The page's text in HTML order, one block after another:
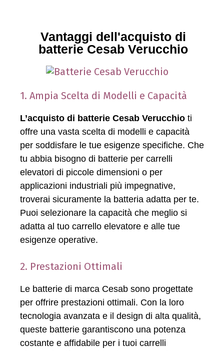
Vantaggi dell'acquisto di
batterie Cesab Verucchio
1. Ampia Scelta di Modelli e Capacità
L’acquisto di batterie Cesab Verucchio ti
offre una vasta scelta di modelli e capacità
per soddisfare le tue esigenze specifiche. Che
tu abbia bisogno di batterie per carrelli
elevatori di piccole dimensioni o per
applicazioni industriali più impegnative,
troverai sicuramente la batteria adatta per te.
Puoi selezionare la capacità che meglio si
adatta al tuo carrello elevatore e alle tue
esigenze operative.
2. Prestazioni Ottimali
Le batterie di marca Cesab sono progettate
per offrire prestazioni ottimali. Con la loro
tecnologia avanzata e il design di alta qualità,
queste batterie garantiscono una potenza
costante e affidabile per i tuoi carrelli